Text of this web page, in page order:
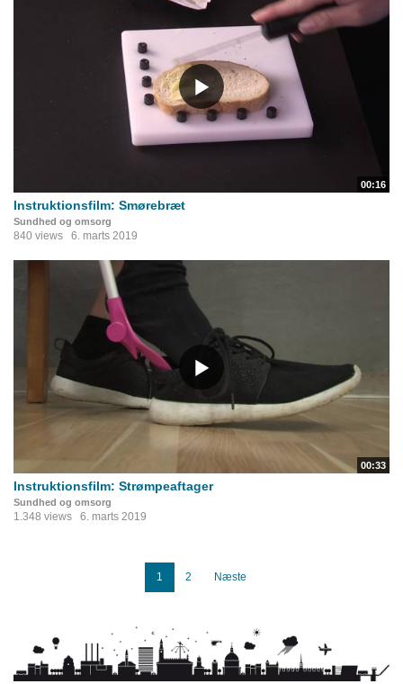
00:16
Instruktionsfilm: Smørebræt
Sundhed og omsorg
840 views 6. marts 2019
00:33
Instruktionsfilm: Strømpeaftager
Sundhed og omsorg
1.348 views 6. marts 2019
1 2 Næste